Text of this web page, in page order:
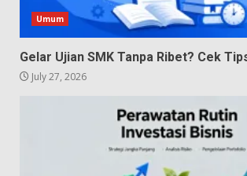
Umum
Gelar Ujian SMK Tanpa Ribet? Cek
July 27, 2026